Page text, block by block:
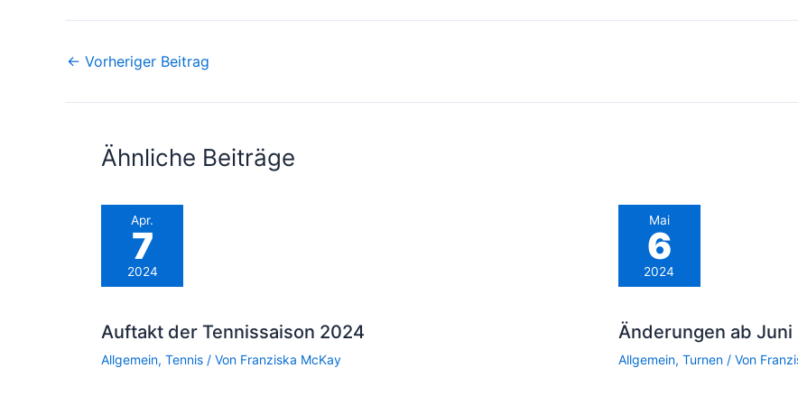
← Vorheriger Beitrag
Ähnliche Beiträge
Apr.
7
2024
Auftakt der Tennissaison 2024
Allgemein, Tennis / Von Franziska McKay
Mai
6
2024
Änderungen ab Juni
Allgemein, Turnen/ Von